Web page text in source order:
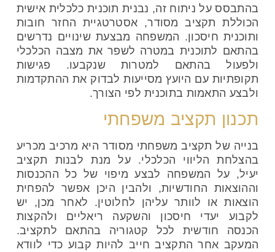
בהתבסס על ניתוח זה, נבנית תוכנית כלכלית אישית
הכוללת תקציב מסודר, אסטרטגיית החזר חובות
ותוכנית חיסכון. המשפחה מבצעת שינויים נדרשים
בהתאם לתוכנית במטרה לשפר את מצבה הכלכלי
ולפעול בהתאם למטרות שנקבעו. פגישות
תקופתיות עם היועץ מסייעות לבדוק את ההתקדמות
ולבצע התאמות בתוכנית לפי הצורך.
תכנון תקציב משפחתי
בנייה של תקציב משפחתי מסודר היא מרכיב מכריע
בהצלחת הליווי הכלכלי. על מנת לבנות תקציב
יעיל, על המשפחה לבצע מיפוי של כל ההכנסות
וההוצאות החודשיות, ולהבין היכן אפשר להפחית
הוצאות או לוותר עליהן לחלוטין. לאחר מכן, יש
לקבוע יעדי חיסכון והשקעה ריאליים ולהקצות
הכנסה חודשית לכל קטגוריה בהתאם לתקציב.
המעקב אחר התקציב חייב להיות קבוע כדי לוודא